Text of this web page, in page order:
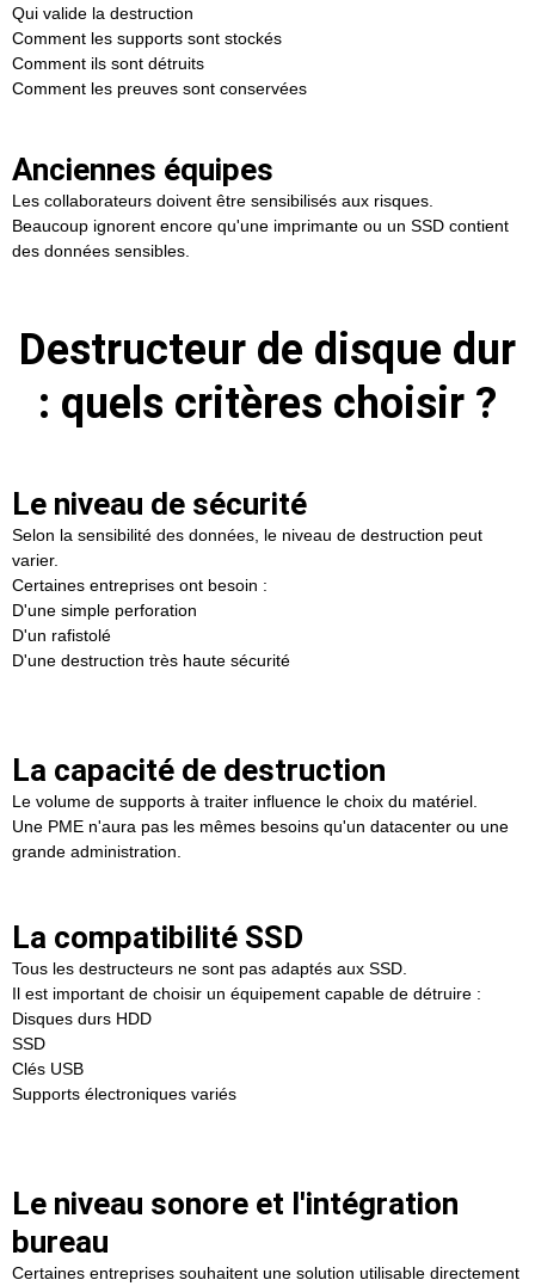
Qui valide la destruction
Comment les supports sont stockés
Comment ils sont détruits
Comment les preuves sont conservées
Anciennes équipes
Les collaborateurs doivent être sensibilisés aux risques.
Beaucoup ignorent encore qu'une imprimante ou un SSD contient
des données sensibles.
Destructeur de disque dur
: quels critères choisir ?
Le niveau de sécurité
Selon la sensibilité des données, le niveau de destruction peut
varier.
Certaines entreprises ont besoin :
D'une simple perforation
D'un rafistolé
D'une destruction très haute sécurité
La capacité de destruction
Le volume de supports à traiter influence le choix du matériel.
Une PME n'aura pas les mêmes besoins qu'un datacenter ou une
grande administration.
La compatibilité SSD
Tous les destructeurs ne sont pas adaptés aux SSD.
Il est important de choisir un équipement capable de détruire :
Disques durs HDD
SSD
Clés USB
Supports électroniques variés
Le niveau sonore et l'intégration
bureau
Certaines entreprises souhaitent une solution utilisable directement